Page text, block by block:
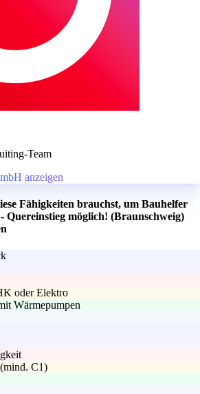
Team
anzeigen
Fähigkeiten brauchst, um Bauhelfer
Quereinstieg möglich! (Braunschweig)
oder Elektro
Wärmepumpen
C1)